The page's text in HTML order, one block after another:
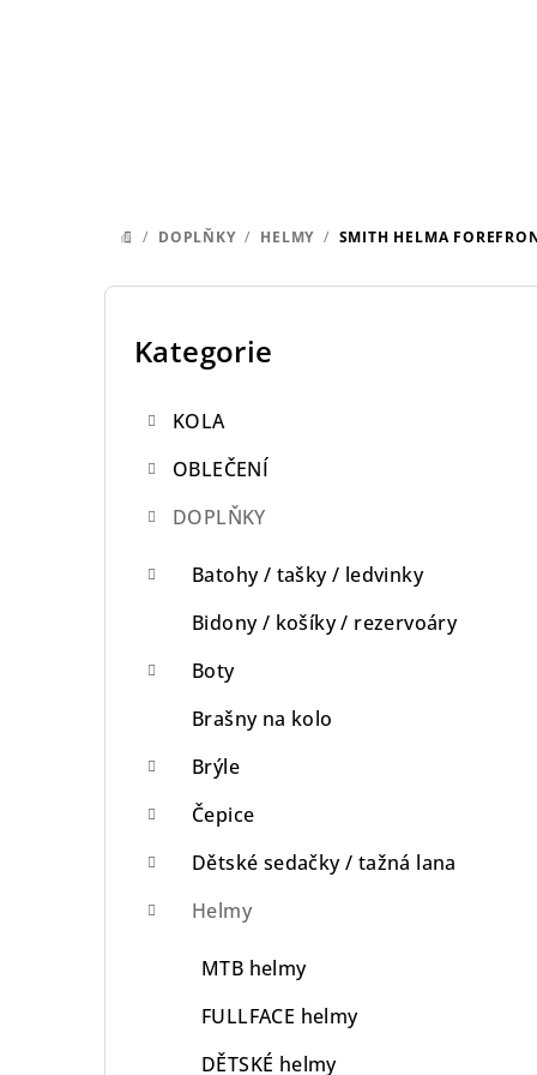
DOMŮ
/ DOPLŇKY / HELMY / SMITH HELMA
P
Přeskočit
kategorie
Kategorie
KOLA
OBLEČENÍ
DOPLŇKY
Batohy / tašky / ledvinky
Bidony / košíky / rezervoáry
Boty
Brašny na kolo
Brýle
Čepice
Dětské sedačky / tažná lana
Helmy
MTB helmy
FULLFACE helmy
DĚTSKÉ helmy